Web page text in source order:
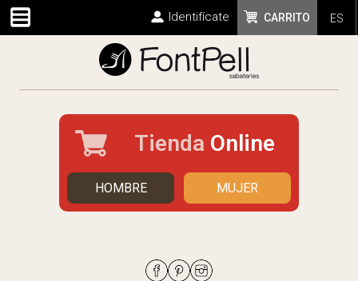
ES
CARRITO
Identifícate
Tienda Online
HOMBRE MUJER